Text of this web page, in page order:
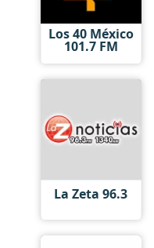
Los 40 México
101.7 FM
La Zeta 96.3